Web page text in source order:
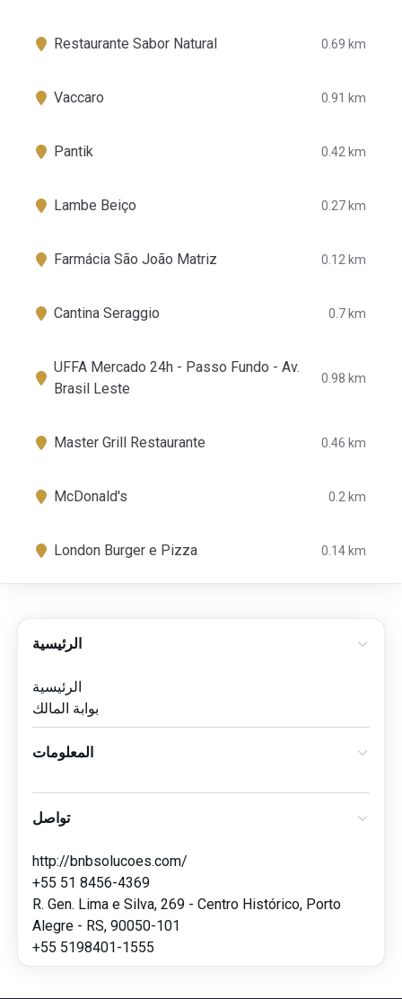
Restaurante Sabor Natural 0.69 km
Vaccaro 0.91 km
Pantik 0.42 km
Lambe Beiço 0.27 km
Farmácia São João Matriz 0.12 km
Cantina Seraggio 0.7 km
UFFA Mercado 24h - Passo Fundo - Av.
Brasil Leste
0.98 km
Master Grill Restaurante 0.46 km
McDonald's 0.2 km
London Burger e Pizza 0.14 km
الرئيسية
الرئيسية
بوابة المالك
المعلومات
تواصل
http://bnbsolucoes.com/
+55 51 8456-4369
R. Gen. Lima e Silva, 269 - Centro Histórico, Porto
Alegre - RS, 90050-101
+55 5198401-1555